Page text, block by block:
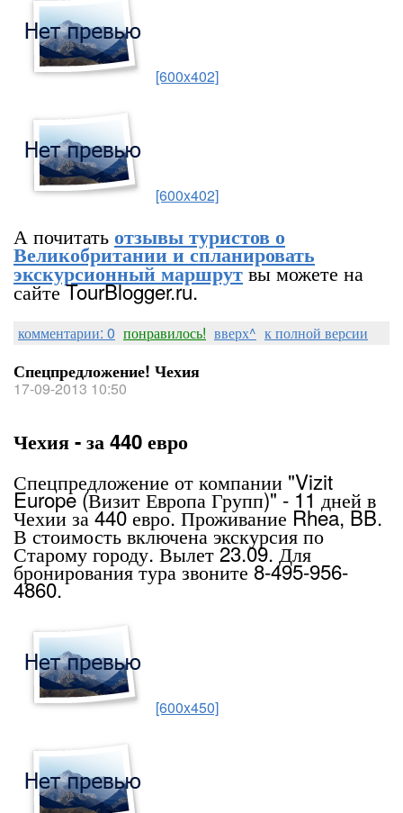
[600x402]
[600x402]
А почитатьотзывы туристов о
Великобритании и спланировать
экскурсионный маршрутвы можете на
сайте TourBlogger.ru.
комментарии: 0 понравилось! вверх^ к полной версии
Спецпредложение! Чехия
17-09-2013 10:50
Чехия - за 440 евро
Спецпредложение от компании "Vizit
Europe (Визит Европа Групп)" - 11 дней в
Чехии за 440 евро. Проживание Rhea, BB.
В стоимость включена экскурсия по
Старому городу. Вылет 23.09. Для
бронирования тура звоните 8-495-956-
4860.
[600x450]